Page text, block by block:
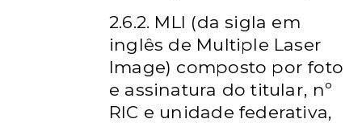
2.6.2. MLI (da sigla em
inglês de Multiple Laser
Image) composto por foto
e assinatura do titular, nº
RIC e unidade federativa,